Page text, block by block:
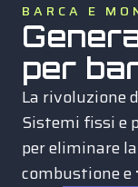
BARCA E
per
La rivoluzione
Sistemi fissi e
per eliminare
combustione e